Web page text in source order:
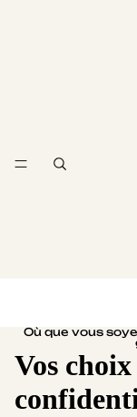
Où que vous
Vos